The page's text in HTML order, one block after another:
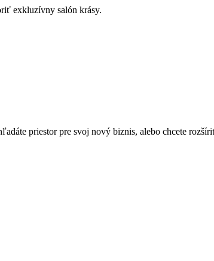
exkluzívny salón krásy.
priestor pre svoj nový biznis, alebo chcete